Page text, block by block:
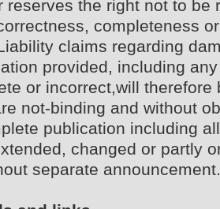
reserves the right not to be
completeness
claims regarding
provided, including
or incorrect,will therefore
not-binding and without
publication including
changed or partly
separate announcement.